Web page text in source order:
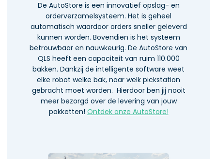
De AutoStore is een innovatief opslag- en
orderverzamelsysteem. Het is geheel
automatisch waardoor orders sneller geleverd
kunnen worden. Bovendien is het systeem
betrouwbaar en nauwkeurig. De AutoStore van
QLS heeft een capaciteit van ruim 110.000
bakken. Dankzij de intelligente software weet
elke robot welke bak, naar welk pickstation
gebracht moet worden. Hierdoor ben jij nooit
meer bezorgd over de levering van jouw
pakketten! Ontdek onze AutoStore!